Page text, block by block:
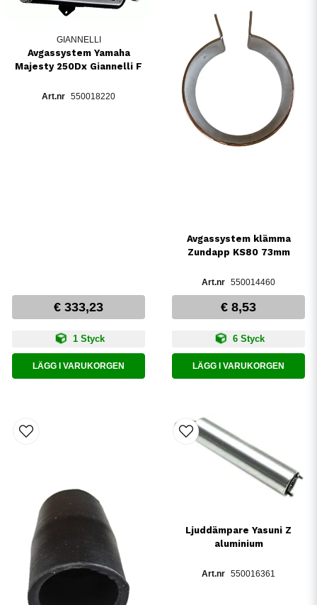
GIANNELLI
Avgassystem Yamaha
Majesty 250Dx Giannelli F
550018220
€ 333,23
1 Styck
LÄGG I VARUKORGEN
Avgassystem klämma
Zundapp KS80 73mm
550014460
€ 8,53
6 Styck
LÄGG I VARUKORGEN
Ljuddämpare Yasuni Z
aluminium
550016361